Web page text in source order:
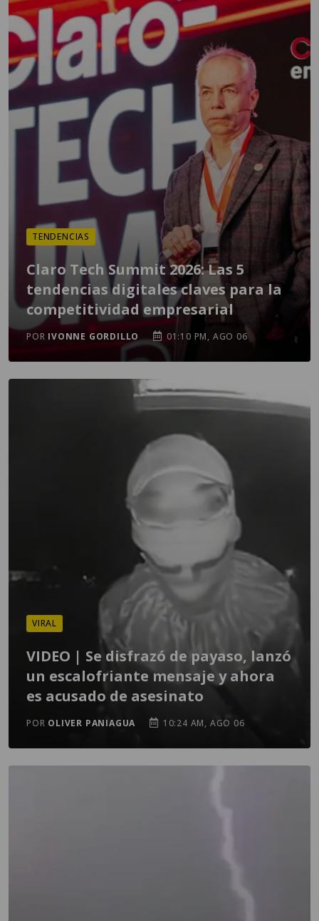
TENDENCIAS
Claro Tech Summit 2026: Las 5
tendencias digitales claves para la
competitividad empresarial
POR IVONNE GORDILLO 01:10 PM, AGO 06
VIRAL
VIDEO | Se disfrazó de payaso, lanzó
un escalofriante mensaje y ahora
es acusado de asesinato
POR OLIVER PANIAGUA 10:24 AM, AGO 06